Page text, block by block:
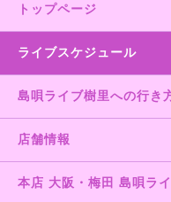
トップページ
ライブスケジュール
島唄ライブ樹里への行き
店舗情報
本店 大阪・梅田 島唄ラ